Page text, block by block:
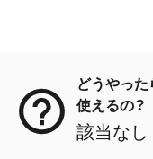
どうやっ
使えるの？
該当なし